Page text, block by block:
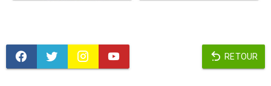
RETOUR